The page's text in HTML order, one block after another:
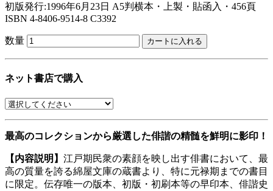
初版発行:1996年6月23日 A5判横本・上製・貼函入・456頁
ISBN 4-8406-9514-8 C3392
数量
ネット書店で購入
最高のコレクションから厳選した俳諧の精髄を鮮明に影印！
【内容説明】 江戸期民衆の素顔を映し出す俳書において、最
高の質量を誇る綿屋文庫の蔵書より、特に元禄期までの書目
に限定。伝存唯一の版本、初版・初刷本等の早印本、俳諧史